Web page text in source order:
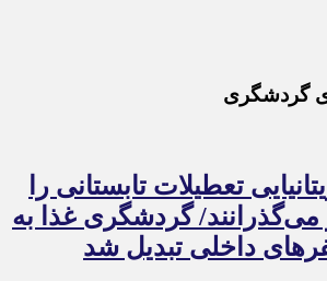
گردشگری
تعطیلات تابستانی را
گردشگری غذا به
داخلی تبدیل شد